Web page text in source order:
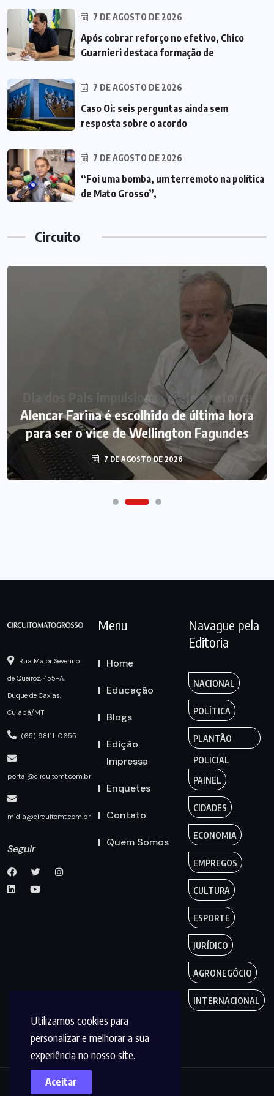
Utilizamos cookies para
personalizar e melhorar a sua
experiência no nosso site.
Aceitar
7 DE AGOSTO DE 2026
Após cobrar reforço no efetivo, Chico
Guarnieri destaca formação de
7 DE AGOSTO DE 2026
Caso Oi: seis perguntas ainda sem
resposta sobre o acordo
7 DE AGOSTO DE 2026
“Foi uma bomba, um terremoto na política
de Mato Grosso”,
Circuito
Alencar Farina é escolhido de última hora
para ser o vice de Wellington Fagundes
7 DE AGOSTO DE 2026
Rua Major Severino
de Queiroz, 455-A,
Duque de Caxias,
Cuiabá/MT
(65) 98111-0655
portal@circuitomt.com.br
midia@circuitomt.com.br
Seguir
Menu
Home
Educação
Blogs
Edição
Impressa
Enquetes
Contato
Quem Somos
Navague pela
Editoria
NACIONAL
POLÍTICA
PLANTÃO
POLICIAL
PAINEL
CIDADES
ECONOMIA
EMPREGOS
CULTURA
ESPORTE
JURÍDICO
AGRONEGÓCIO
INTERNACIONAL